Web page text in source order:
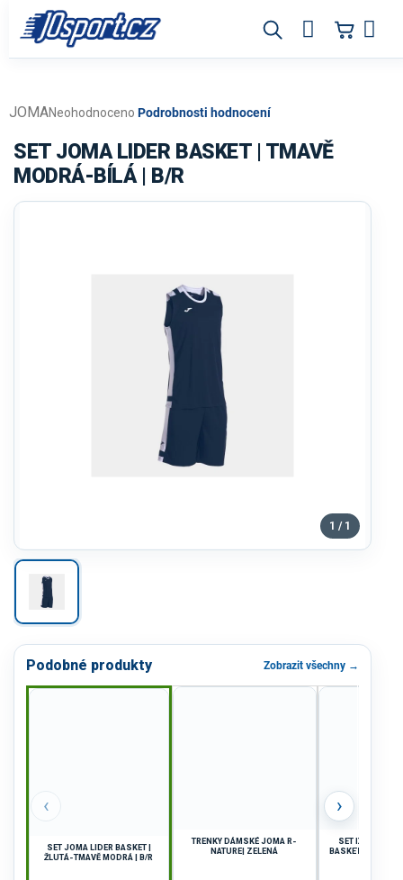
obsah
Průměrné
produktu
0,0
Neohodnoceno Podrobnosti hodnocení
JOMA
SET JOMA LIDER BASKET | TMAVĚ
MODRÁ-BÍLÁ | B/R
1 / 1
Podobné produkty Zobrazit všechny →
‹
SET JOMA LIDER BASKET |
ŽLUTÁ-TMAVĚ MODRÁ | B/R
TRENKY DÁMSKÉ JOMA R-
NATURE| ZELENÁ
SET DÁMSKÝ
BASKET | SVĚTLE
›